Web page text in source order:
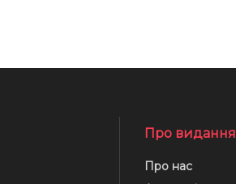
Про видання
Про нас